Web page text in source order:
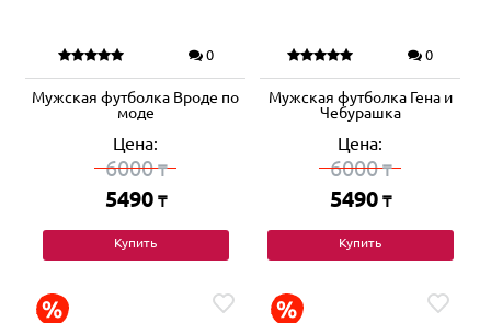
0
Мужская футболка Вроде по
моде
Цена:
6000₸
5490 ₸
Купить
0
Мужская футболка Гена и
Чебурашка
Цена:
6000₸
5490 ₸
Купить